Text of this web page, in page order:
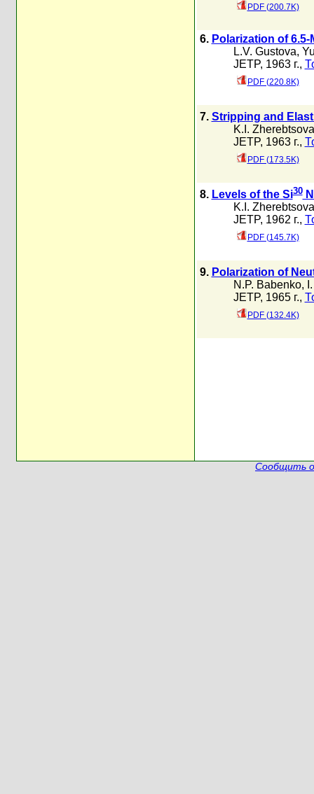
PDF (200.7K)
6. Polarization of
L.V. Gustova,
JETP, 1963 г.,
PDF (220.8K)
7. Stripping and
K.I. Zherebtsova
JETP, 1963 г.,
PDF (173.5K)
8. Levels of the Si30
K.I. Zherebtsova
JETP, 1962 г.,
PDF (145.7K)
9. Polarization of
N.P. Babenko,
JETP, 1965 г.,
PDF (132.4K)
Сообщить о